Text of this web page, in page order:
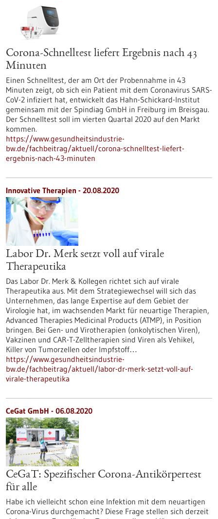
Corona-Schnelltest liefert Ergebnis nach 43
Minuten
Einen Schnelltest, der am Ort der Probennahme in 43
Minuten zeigt, ob sich ein Patient mit dem Coronavirus SARS-
CoV-2 infiziert hat, entwickelt das Hahn-Schickard-Institut
gemeinsam mit der Spindiag GmbH in Freiburg im Breisgau.
Der Schnelltest soll im vierten Quartal 2020 auf den Markt
kommen.
https://www.gesundheitsindustrie-
bw.de/fachbeitrag/aktuell/corona-schnelltest-liefert-
ergebnis-nach-43-minuten
Innovative Therapien - 20.08.2020
Labor Dr. Merk setzt voll auf virale
Therapeutika
Das Labor Dr. Merk & Kollegen richtet sich auf virale
Therapeutika aus. Mit dem Strategiewechsel will sich das
Unternehmen, das lange Expertise auf dem Gebiet der
Virologie hat, im wachsenden Markt für neuartige Therapien,
Advanced Therapies Medicinal Products (ATMP), in Position
bringen. Bei Gen- und Virotherapien (onkolytischen Viren),
Vakzinen und CAR-T-Zelltherapien sind Viren als Vehikel,
Killer von Tumorzellen oder Impfstoff…
https://www.gesundheitsindustrie-
bw.de/fachbeitrag/aktuell/labor-dr-merk-setzt-voll-auf-
virale-therapeutika
CeGat GmbH - 06.08.2020
CeGaT: Spezifischer Corona-Antikörpertest
für alle
Habe ich vielleicht schon eine Infektion mit dem neuartigen
Corona-Virus durchgemacht? Diese Frage stellen sich derzeit